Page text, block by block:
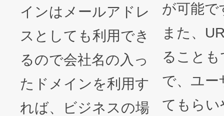
インはメールアドレ
スとしても利用でき
るので会社名の入っ
たドメインを利用す
れば、ビジネスの場
が可能で
また、
ること
で、ユー
てもら